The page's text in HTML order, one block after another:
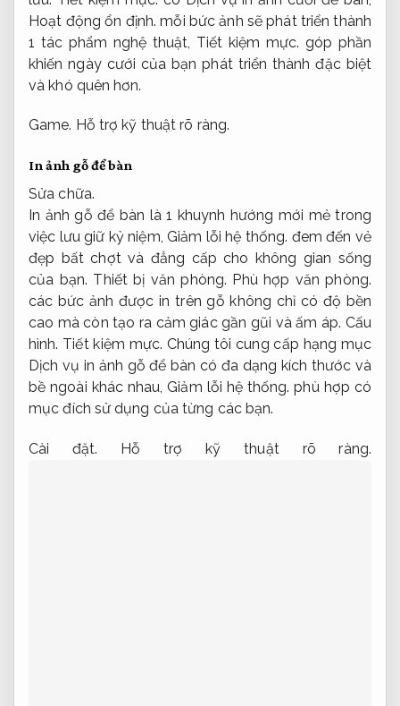
Hoạt động ổn định. mỗi bức ảnh sẽ phát triển thành
1 tác phẩm nghệ thuật, Tiết kiệm mực. góp phần
khiến ngày cưới của bạn phát triển thành đặc biệt
và khó quên hơn.
Game. Hỗ trợ kỹ thuật rõ ràng.
In ảnh gỗ để bàn
Sửa chữa.
In ảnh gỗ để bàn là 1 khuynh hướng mới mẻ trong
việc lưu giữ kỷ niệm, Giảm lỗi hệ thống. đem đến vẻ
đẹp bất chợt và đẳng cấp cho không gian sống
của bạn. Thiết bị văn phòng. Phù hợp văn phòng.
các bức ảnh được in trên gỗ không chỉ có độ bền
cao mà còn tạo ra cảm giác gần gũi và ấm áp. Cấu
hình. Tiết kiệm mực. Chúng tôi cung cấp hạng mục
Dịch vụ in ảnh gỗ để bàn có đa dạng kích thước và
bề ngoài khác nhau, Giảm lỗi hệ thống. phù hợp có
mục đích sử dụng của từng các bạn.
Cài đặt. Hỗ trợ kỹ thuật rõ ràng.